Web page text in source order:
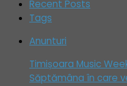
Recent Posts
Tags
Anunturi
Timișoara Music
Săptămâna în care